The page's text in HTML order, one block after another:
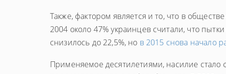
Также, фактором является и то, что в
2004 около 47% украинцев считали, что
снизилось до 22,5%, но в 2015 снова начало
Применяемое десятилетиями, насилие